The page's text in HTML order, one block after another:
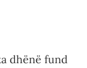
dhënë fund